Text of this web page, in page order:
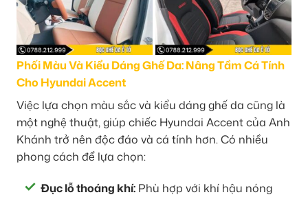
Phối Màu Và Kiểu Dáng Ghế Da: Nâng Tầm Cá Tính
Cho Hyundai Accent
Việc lựa chọn màu sắc và kiểu dáng ghế da cũng là
một nghệ thuật, giúp chiếc Hyundai Accent của Anh
Khánh trở nên độc đáo và cá tính hơn. Có nhiều
phong cách để lựa chọn:
Đục lỗ thoáng khí: Phù hợp với khí hậu nóng